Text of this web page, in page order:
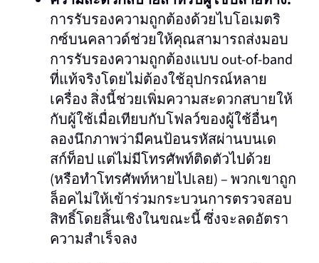
การรับรองความถูกต้องด้วยไบโอเมตริ
กซ์บนคลาวด์ช่วยให้คุณสามารถส่งมอบ
การรับรองความถูกต้องแบบ out-of-band
ที่แท้จริงโดยไม่ต้องใช้อุปกรณ์หลาย
เครื่อง สิ่งนี้ช่วยเพิ่มความสะดวกสบายให้
กับผู้ใช้เมื่อเทียบกับโฟลว์ของผู้ใช้อื่นๆ
ลองนึกภาพว่ามีคนป้อนรหัสผ่านบนเด
สก์ท็อป แต่ไม่มีโทรศัพท์ติดตัวไปด้วย
(หรือทําโทรศัพท์หายไปเลย) – พวกเขาถูก
ล็อคไม่ให้เข้าร่วมกระบวนการตรวจสอบ
สิทธิ์โดยสิ้นเชิงในขณะนี้ ซึ่งจะลดอัตรา
ความสําเร็จลง